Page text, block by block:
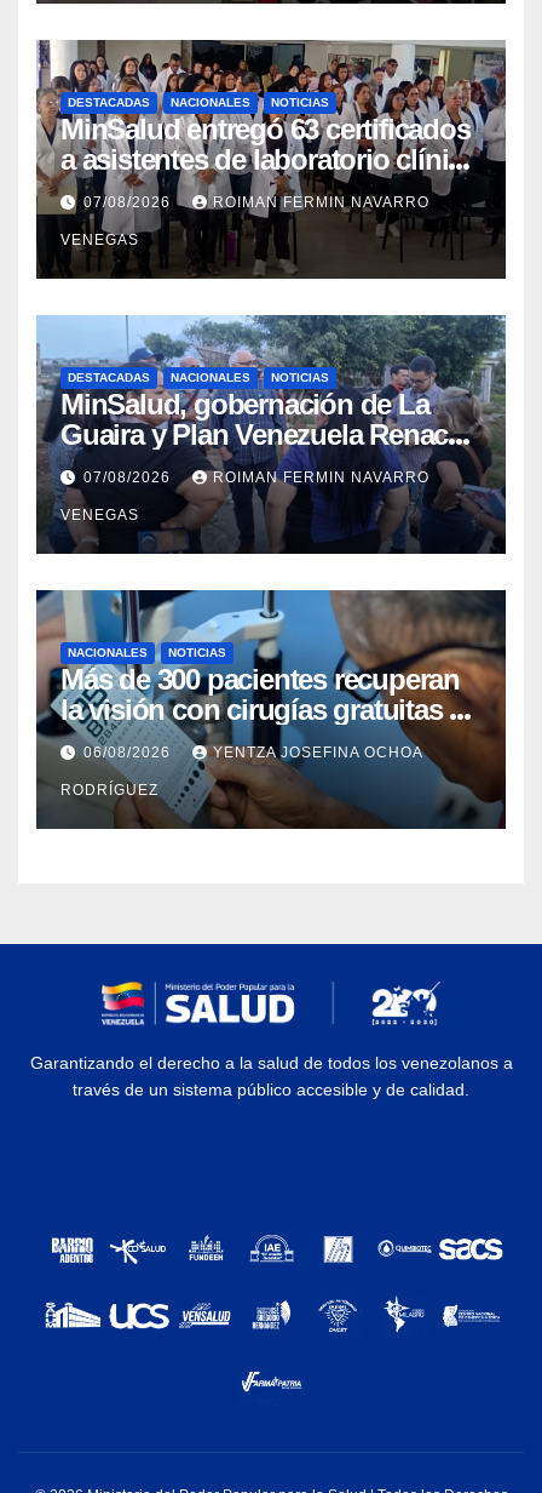
DESTACADAS NACIONALES NOTICIAS
MinSalud entregó 63 certificados
a asistentes de laboratorio clínico
para garantizar respaldo legal y
profesional
07/08/2026 ROIMAN FERMIN NAVARRO
VENEGAS
DESTACADAS NACIONALES NOTICIAS
MinSalud, gobernación de La
Guaira y Plan Venezuela Renace
iniciaron la rehabilitación integral
del Centro Psicofamiliar El Niño y
el Mar
07/08/2026 ROIMAN FERMIN NAVARRO
VENEGAS
NACIONALES NOTICIAS
Más de 300 pacientes recuperan
la visión con cirugías gratuitas de
cataratas en Zulia
06/08/2026 YENTZA JOSEFINA OCHOA
RODRÍGUEZ
Garantizando el derecho a la salud de todos los venezolanos a
través de un sistema público accesible y de calidad.